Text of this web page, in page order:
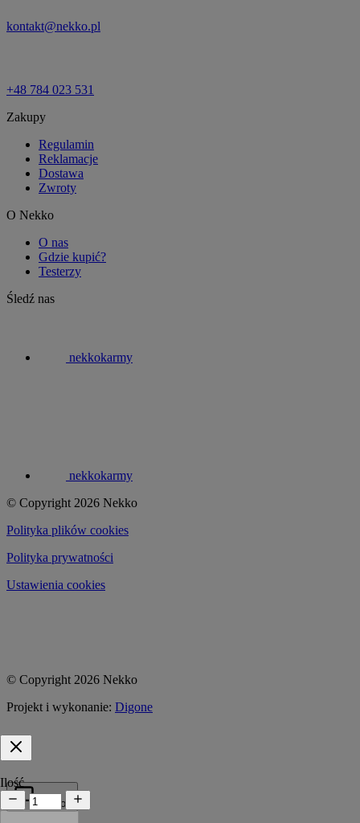
kontakt@nekko.pl
+48 784 023 531
Zakupy
Regulamin
Reklamacje
Dostawa
Zwroty
O Nekko
O nas
Gdzie kupić?
Testerzy
Śledź nas
nekkokarmy
nekkokarmy
© Copyright 2026 Nekko
Polityka plików cookies
Polityka prywatności
Ustawienia cookies
© Copyright 2026 Nekko
Projekt i wykonanie: Digone
Pomoc
Ilość